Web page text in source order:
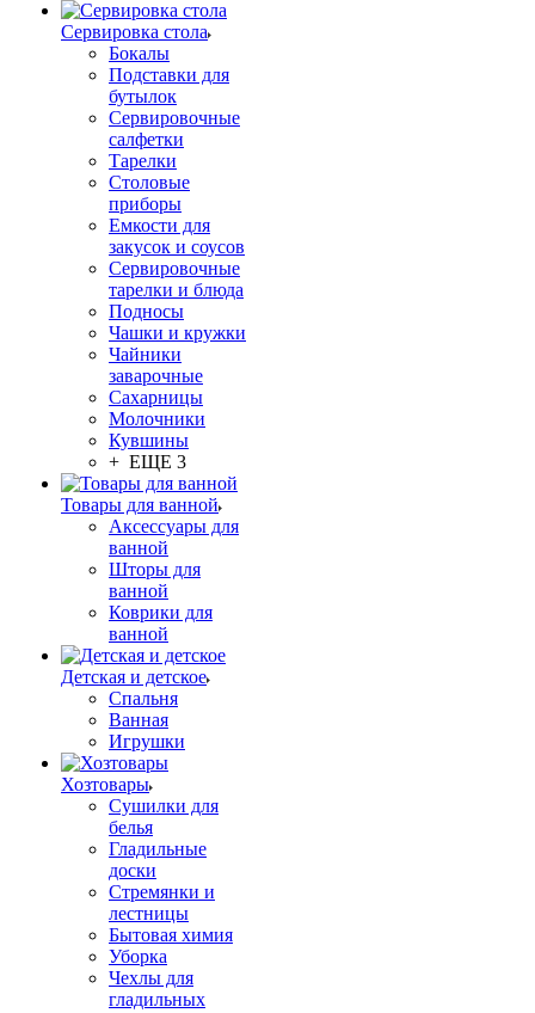
Сервировка стола
Бокалы
Подставки для
бутылок
Сервировочные
салфетки
Тарелки
Столовые
приборы
Емкости для
закусок и соусов
Сервировочные
тарелки и блюда
Подносы
Чашки и кружки
Чайники
заварочные
Сахарницы
Молочники
Кувшины
+ ЕЩЕ 3
Товары для ванной
Аксессуары для
ванной
Шторы для
ванной
Коврики для
ванной
Детская и детское
Спальня
Ванная
Игрушки
Хозтовары
Сушилки для
белья
Гладильные
доски
Стремянки и
лестницы
Бытовая химия
Уборка
Чехлы для
гладильных